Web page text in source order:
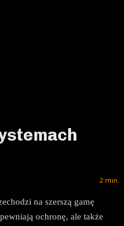
2 min.
na szerszą gamę
ochronę, ale także